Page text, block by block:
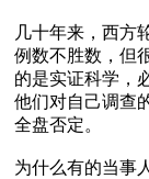
几十年来，西方
例数不胜数，但
的是实证科学，
他们对自己调查
全盘否定。
为什么有的当事